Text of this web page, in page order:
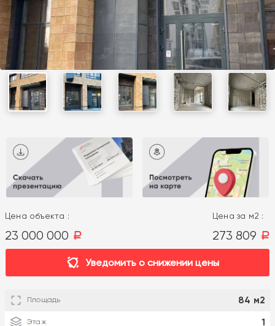
Цена объекта :
23 000 000 a
Цена за м2 :
273 809 a
Уведомить о снижении цены
Площадь 84 м2
Этаж 1